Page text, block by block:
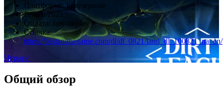
Платформа:Браузерные
Релиз: 2021
Оплата: free-to-play
Ссылка:
https://bestanimegame.com/dl/dl_0821/land_dl_100821_na_en/
Играть!
Общий обзор